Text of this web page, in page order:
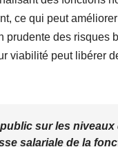
ce qui peut
des risques
viabilité peut libérer
sur les
salariale de la